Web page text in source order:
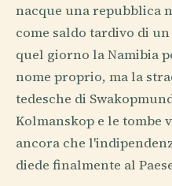
nacque una repubblica
come saldo tardivo di
quel giorno la Namibia
nome proprio, ma la
tedesche di
Kolmanskop e le tombe
ancora che
diede finalmente al